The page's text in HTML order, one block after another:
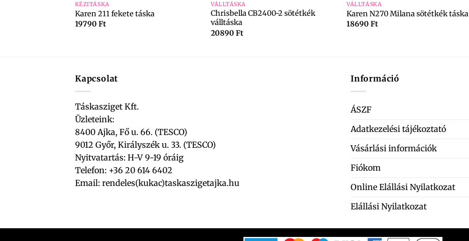
KÉZITÁSKA
Karen 211 fekete táska
19790 Ft
VÁLLTÁSKA
Chrisbella CB2400-2 sötétkék
válltáska
20890Ft
VÁLLTÁSKA
Karen N270 Milana sötétkék táska
18690Ft
Kapcsolat
Táskasziget Kft.
Üzleteink:
8400 Ajka, Fő u. 66. (TESCO)
9012 Győr, Királyszék u. 33. (TESCO)
Nyitvatartás: H-V 9-19 óráig
Telefon: +36 20 614 6402
Email: rendeles(kukac)taskaszigetajka.hu
Információ
ÁSZF
Adatkezelési tájékoztató
Vásárlási információk
Fiókom
Online Elállási Nyilatkozat
Elállási Nyilatkozat